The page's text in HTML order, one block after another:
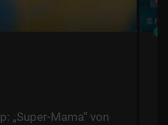
„Super-Mama“ von
©